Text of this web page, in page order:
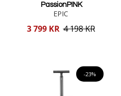
PassionPINK
EPIC
Reducerat
3 799 KR 4 198 KR
-23%